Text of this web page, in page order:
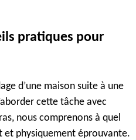
pratiques pour
d’une maison suite à une
cette tâche avec
nous comprenons à quel
physiquement éprouvante.